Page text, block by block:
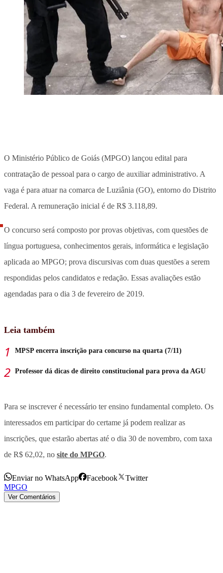
O Ministério Público de Goiás (MPGO) lançou edital para
contratação de pessoal para o cargo de auxiliar administrativo. A
vaga é para atuar na comarca de Luziânia (GO), entorno do Distrito
Federal. A remuneração inicial é de R$ 3.118,89.
O concurso será composto por provas objetivas, com questões de
língua portuguesa, conhecimentos gerais, informática e legislação
aplicada ao MPGO; prova discursivas com duas questões a serem
respondidas pelos candidatos e redação. Essas avaliações estão
agendadas para o dia 3 de fevereiro de 2019.
Leia também
MPSP encerra inscrição para concurso na quarta (7/11)
Professor dá dicas de direito constitucional para prova da AGU
Para se inscrever é necessário ter ensino fundamental completo. Os
interessados em participar do certame já podem realizar as
inscrições, que estarão abertas até o dia 30 de novembro, com taxa
de R$ 62,02, no site do MPGO.
Enviar no WhatsApp Facebook
Twitter
MPGO
Ver Comentários